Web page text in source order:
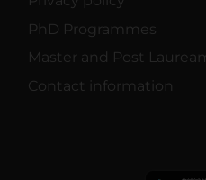
PhD Programmes
Master and Post
Contact information